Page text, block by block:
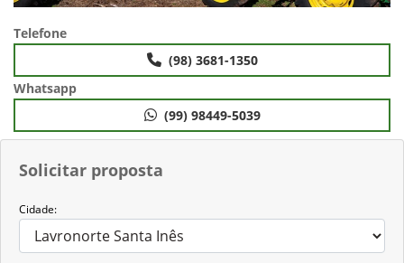
Solicitar proposta
Cidade:
Telefone
(98) 3681-1350
Whatsapp
(99) 98449-5039